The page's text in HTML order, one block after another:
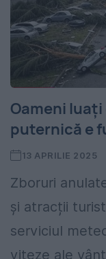
Oameni
puternică e
13 APRILIE 2025
Zboruri
și atracții
serviciul
viteze ale